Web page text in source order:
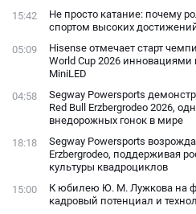
15:42
Не просто катание: почему
спортом высоких
05:09
Hisense отмечает старт
World Cup 2026 инновациями
MiniLED
04:58
Segway Powersports
Red Bull Erzbergrodeo 2026,
внедорожных гонок в мире
18:18
Segway Powersports
Erzbergrodeo, поддерживая
культуры квадроциклов
15:00
К юбилею Ю. М. Лужкова на
кадровый потенциал и